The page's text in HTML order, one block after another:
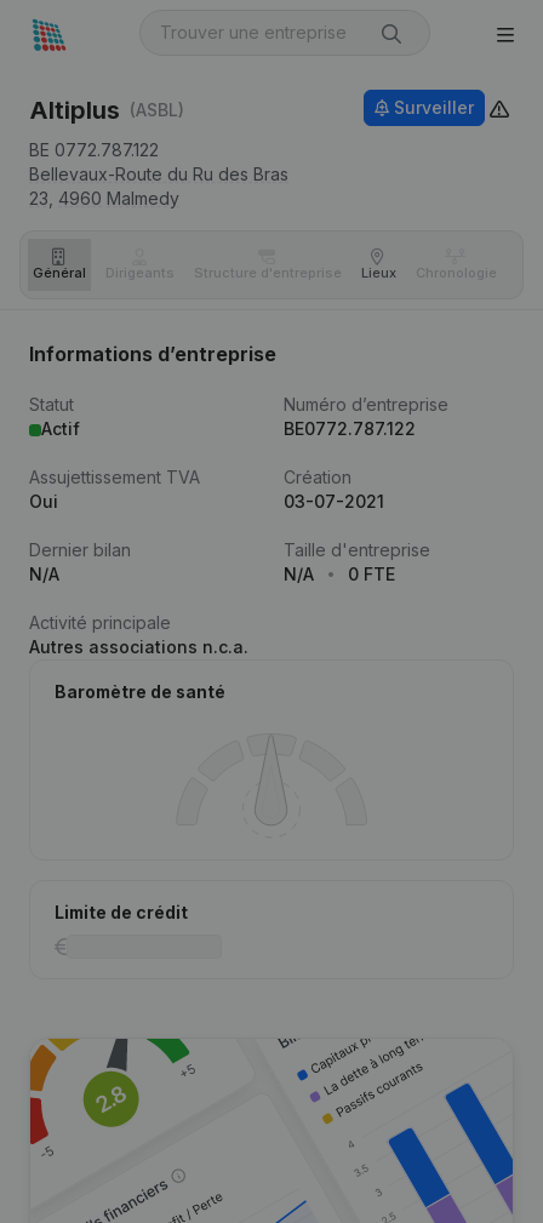
Altiplus (ASBL)
BE 0772.787.122
Bellevaux-Route du Ru des Bras
23, 4960 Malmedy
Surveiller
Général Dirigeants Structure d'entreprise Lieux Chronologie
Informations d’entreprise
Statut
Actif
Numéro d’entreprise
BE0772.787.122
Assujettissement TVA
Oui
Création
03-07-2021
Dernier bilan
N/A
Taille d'entreprise
N/A
0 FTE
Activité principale
Autres associations n.c.a.
Baromètre de santé
Limite de crédit